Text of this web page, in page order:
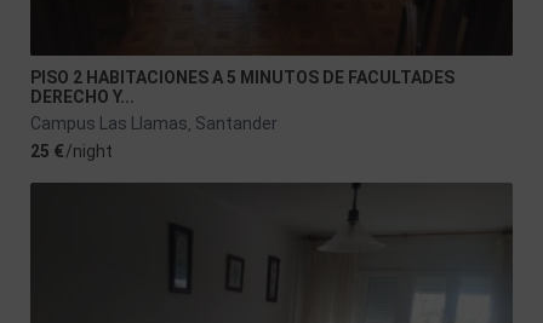
PISO 2 HABITACIONES A 5 MINUTOS DE FACULTADES
DERECHO Y...
Campus Las Llamas, Santander
25 €/night